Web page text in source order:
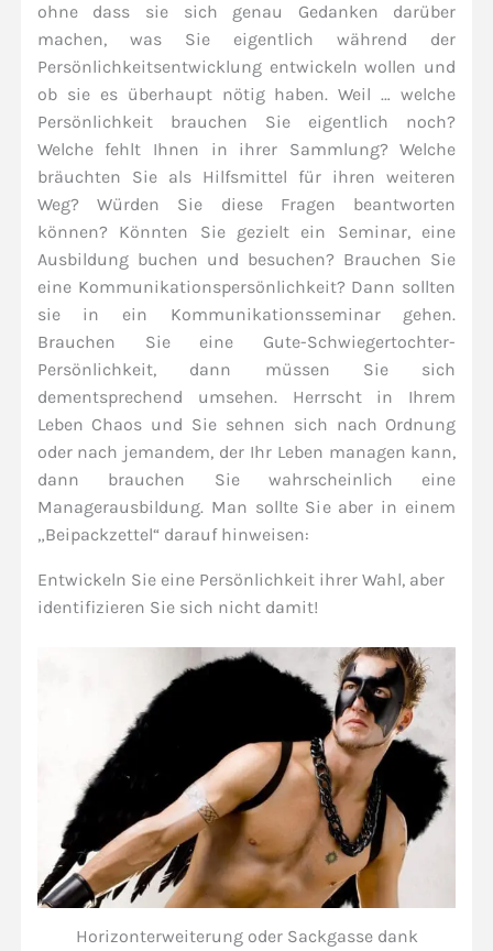
ohne dass sie sich genau Gedanken darüber
machen, was Sie eigentlich während der
Persönlichkeitsentwicklung entwickeln wollen und
ob sie es überhaupt nötig haben. Weil … welche
Persönlichkeit brauchen Sie eigentlich noch?
Welche fehlt Ihnen in ihrer Sammlung? Welche
bräuchten Sie als Hilfsmittel für ihren weiteren
Weg? Würden Sie diese Fragen beantworten
können? Könnten Sie gezielt ein Seminar, eine
Ausbildung buchen und besuchen? Brauchen Sie
eine Kommunikationspersönlichkeit? Dann sollten
sie in ein Kommunikationsseminar gehen.
Brauchen Sie eine Gute-Schwiegertochter-
Persönlichkeit, dann müssen Sie sich
dementsprechend umsehen. Herrscht in Ihrem
Leben Chaos und Sie sehnen sich nach Ordnung
oder nach jemandem, der Ihr Leben managen kann,
dann brauchen Sie wahrscheinlich eine
Managerausbildung. Man sollte Sie aber in einem
„Beipackzettel“ darauf hinweisen:
Entwickeln Sie eine Persönlichkeit ihrer Wahl, aber
identifizieren Sie sich nicht damit!
Horizonterweiterung oder Sackgasse dank